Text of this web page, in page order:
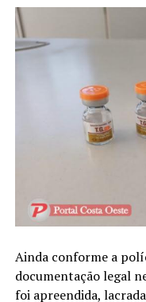
Ainda conforme a
documentação legal
foi apreendida,